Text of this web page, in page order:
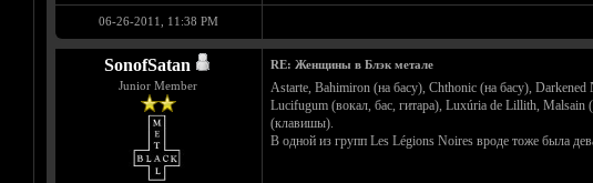
06-26-2011, 11:38 PM
SonofSatan
Junior Member
RE: Женщины в Блэк метале
Astarte, Bahimiron (на басу), Chthonic (на басу),
Lucifugum (вокал, бас, гитара), Luxúria de Lillith, Malsain
(клавишы).
В одной из групп Les Légions Noires вроде тоже была